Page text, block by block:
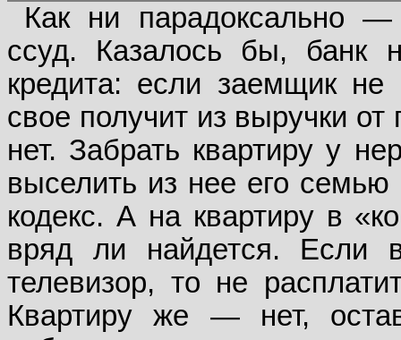
Как ни парадоксально —
ссуд. Казалось бы, банк
кредита: если заемщик не
свое получит из выручки
нет. Забрать квартиру у
выселить из нее его
кодекс. А на квартиру в
вряд ли найдется. Если
телевизор, то не
Квартиру же — нет,